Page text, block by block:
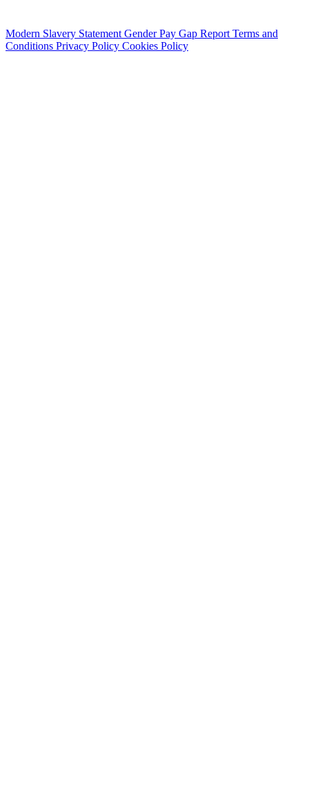
Modern Slavery Statement Gender Pay Gap Report Terms and
Conditions Privacy Policy Cookies Policy